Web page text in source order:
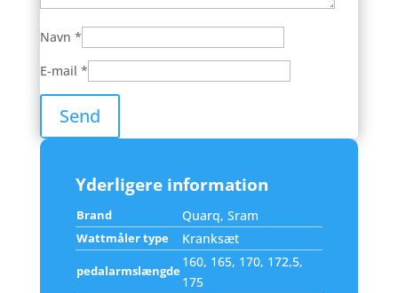
Navn *
E-mail *
Yderligere information
Brand Quarq, Sram
Wattmåler type Kranksæt
pedalarmslængde
160, 165, 170, 172,5,
175